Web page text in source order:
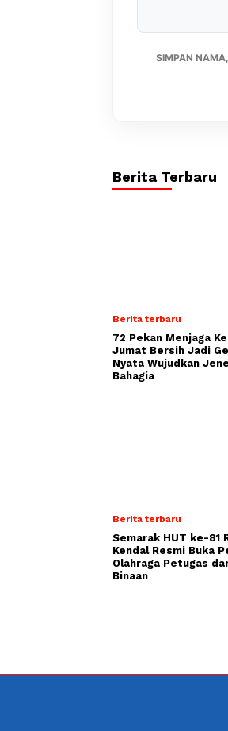
SIMPAN
Berita Terbaru
Berita terbaru
72 Pekan Menjaga
Jumat Bersih Jadi
Nyata Wujudkan
Bahagia
Berita terbaru
Semarak HUT ke-81
Kendal Resmi Buka
Olahraga Petugas
Binaan